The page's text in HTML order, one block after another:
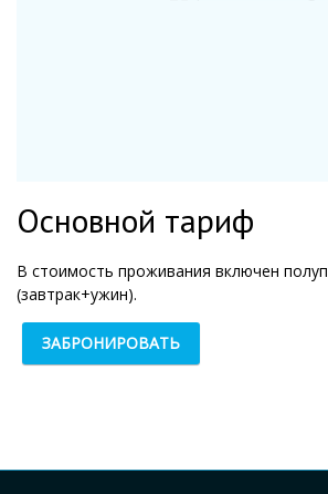
Основной тариф
В стоимость проживания включен
(завтрак+ужин).
ЗАБРОНИРОВАТЬ